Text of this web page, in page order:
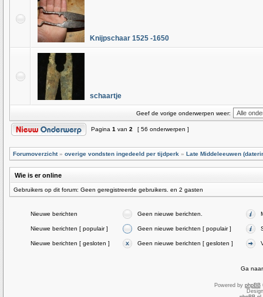
Knijpschaar 1525 -1650
schaartje
Geef de vorige onderwerpen weer:
Pagina 1 van 2 [ 56 onderwerpen ]
Forumoverzicht» overige vondsten ingedeeld per tijdperk » Late Middeleeuwen
Wie is er online
Gebruikers op dit forum: Geen geregistreerde gebruikers. en 2 gasten
Nieuwe berichten Geen nieuwe berichten.
Nieuwe berichten [ populair ] Geen nieuwe berichten [ populair ]
Nieuwe berichten [ gesloten ] Geen nieuwe berichten [ gesloten ]
Ga
Powered by phpBB